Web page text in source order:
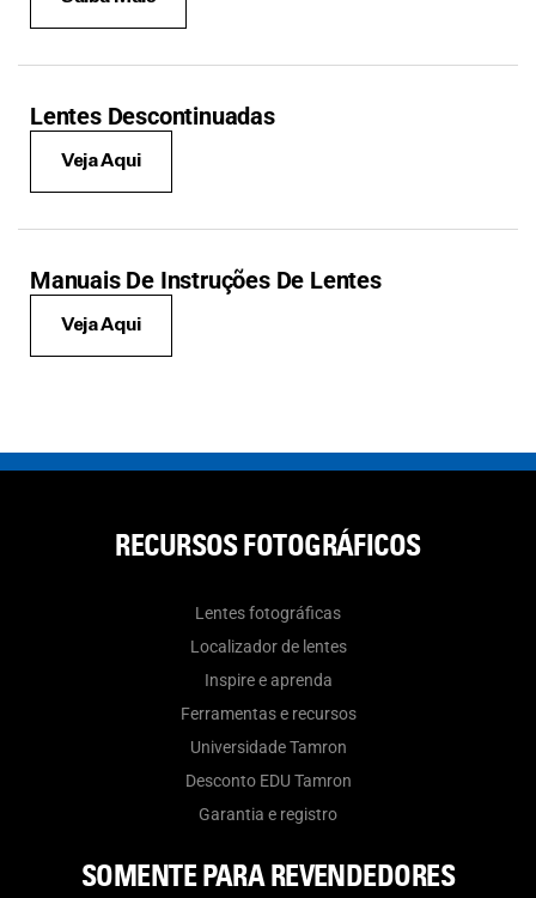
Lentes Descontinuadas
Veja Aqui
Manuais De Instruções De Lentes
Veja Aqui
RECURSOS FOTOGRÁFICOS
Lentes fotográficas
Localizador de lentes
Inspire e aprenda
Ferramentas e recursos
Universidade Tamron
Desconto EDU Tamron
Garantia e registro
SOMENTE PARA REVENDEDORES